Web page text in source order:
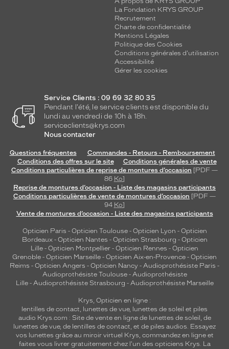
La Fondation KRYS GROUP
Recrutement
Charte de confidentialité
Mentions Légales
Politique des Cookies
Conditions générales d'utilisation
Accessibilité
Gérer les cookies
Service Clients : 09 69 32 80 35
Pendant l'été, le service clients est disponible du
lundi au vendredi de 10h à 18h.
serviceclients@krys.com
Nous contacter
Questions fréquentes
Commandes - Retours - Remboursement
Conditions des offres sur le site
Conditions générales de vente
Conditions particulières de reprise de montures d’occasion [PDF —
86 Ko]
Reprise de montures d’occasion - Liste des magasins participants
Conditions particulières de vente de montures d’occasion [PDF —
94 Ko]
Vente de montures d’occasion - Liste des magasins participants
Opticien Paris - Opticien Toulouse- Opticien Lyon - Opticien
Bordeaux- Opticien Nantes - Opticien Strasbourg - Opticien
Lille - Opticien Montpellier - Opticien Rennes - Opticien
Grenoble - Opticien Marseille - Opticien Aix-en-Provence - Opticien
Reims - Opticien Angers - Opticien Nancy - Audioprothésiste Paris -
Audioprothésiste Toulouse- Audioprothésiste
Lille- Audioprothésiste Strasbourg - Audioprothésiste Marseille
Krys, Opticien en ligne :
lentilles de contact, lunettes de vue, lunettes de soleil et piles
audio Krys.com : Site de vente en ligne de lunettes de soleil, de
lunettes de vue, de lentilles de contact, et de piles audios. Essayez
vos lunettes grâce au miroir virtuel Krys, commandez en ligne et
faites vous livrer gratuitement chez l'un des opticiens Krys. La